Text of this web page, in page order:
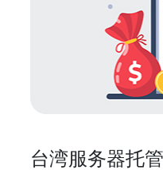
台湾服务器托